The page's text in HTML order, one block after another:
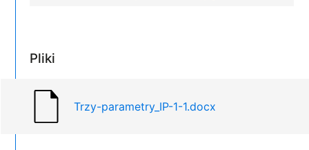
Pliki
Trzy-parametry_IP-1-1.docx